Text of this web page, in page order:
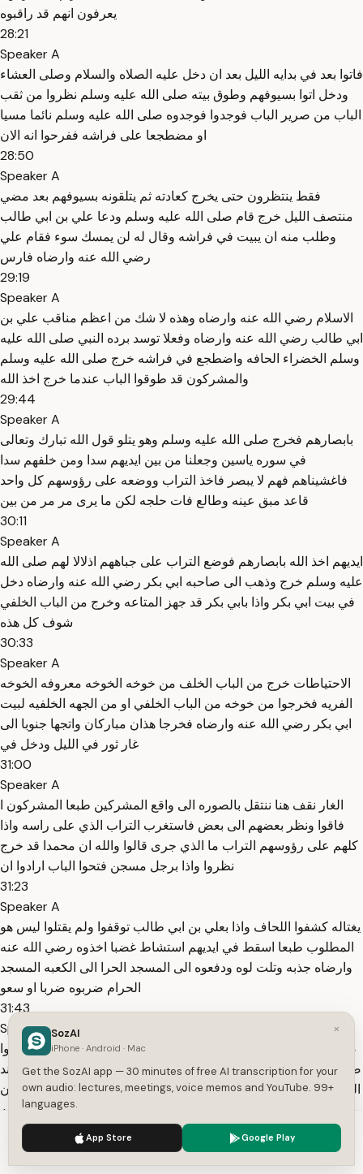
يعرفون انهم قد راقبوه
28:21
Speaker A
فاتوا بعد في بدايه الليل بعد ان دخل عليه الصلاه والسلام وصلى العشاء
ودخل اتوا بسيوفهم وطوق بيته صلى الله عليه وسلم نظروا من ثقب
الباب من صرير الباب فوجدوا فوجدوه صلى الله عليه وسلم نائما مسيا
او مضطجعا على فراشه ففرحوا انه الان
28:50
Speaker A
فقط ينتظرون حتى يخرج كعادته ثم يتلقونه بسيوفهم بعد مضي
منتصف الليل خرج قام صلى الله عليه وسلم ودعا علي بن ابي طالب
وطلب منه ان يبيت في فراشه وقال له لن يمسك سوء فقام علي
رضي الله عنه وارضاه فارس
29:19
Speaker A
الاسلام رضي الله عنه وارضاه وهذه لا شك من اعظم مناقب علي بن
ابي طالب رضي الله عنه وارضاه وفعلا توسد برده النبي صلى الله عليه
وسلم الخضراء الحافه واضطجع في فراشه خرج صلى الله عليه وسلم
والمشركون قد طوقوا الباب عندما خرج اخذ الله
29:44
Speaker A
بابصارهم فخرج صلى الله عليه وسلم وهو يتلو قول الله تبارك وتعالى
في سوره ياسين وجعلنا من بين ايديهم سدا ومن خلفهم سدا
فاغشيناهم فهم لا يبصر فاخذ التراب ووضعه على رؤوسهم كل واحد
قاعد مبق عينه وطالع فات حلجه لكن ما يرى مر مر من بين
30:11
Speaker A
ايديهم اخذ الله بابصارهم فوضع التراب على جباههم اذلالا لهم صلى الله
عليه وسلم خرج وذهب الى صاحبه ابي بكر رضي الله عنه وارضاه دخل
في بيت ابي بكر واذا بابي بكر قد جهز المتاعه وخرج من الباب الخلفي
شوف كل هذه
30:33
Speaker A
الاحتياطات خرج من الباب الخلف من خوخه الخوخه معروفه الخوخه
الفريه فخرجوا من خوخه من الباب الخلفي او من الجهه الخلفيه لبيت
ابي بكر رضي الله عنه وارضاه فخرجا هذان مباركان واتجها جنوبا الى
غار ثور في الليل ودخل في
31:00
Speaker A
الغار نقف هنا ننتقل بالصوره الى واقع المشركين طبعا المشركون ا
فاقوا ونظر بعضهم الى بعض فاستغرب التراب الذي على راسه واذا
كلهم على رؤوسهم التراب ما الذي جرى قالوا والله ان محمدا قد خرج
نظروا واذا برجل مسجن فتحوا الباب ارادوا ان
31:23
Speaker A
يغتاله كشفوا اللحاف واذا بعلي بن ابي طالب توقفوا ولم يقتلوا ليس هو
المطلوب طبعا اسقط في ايديهم استشاط غضبا اخذوه رضي الله عنه
وارضاه جذبه وتلت لوه ودفعوه الى المسجد الحرا الى الكعبه المسجد
الحرام ضربوه ضربا او سعو
31:43
Speaker A
ضربا على ان يعترف اين النبي صلى الله اين محمد قال لا ادري حاولوا
ضغط تعذيب ما تكلم بكلمه رضي الله عنه وارضاه ربطوه اوثق اوه عند
الكعبه ثم بعد ذلك اطلقوه اتجهوا مسرعين الى بيت ابي بكر المشركون
طرقوا الباب خرجت اسماء رضي الله
32:06
Speaker A
عنها وارضاه اسماء بنت ابي بكر قال فرعون هذه الامه اين ابوك قالت
We use cookies to enhance your experience.
×
SozAI
iPhone · Android · Mac
Get the SozAI app — 30 minutes of free AI transcription for your
own audio: lectures, meetings, voice memos and YouTube. 99+
languages.
App Store Google Play